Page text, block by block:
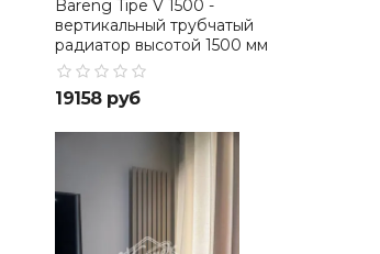
Bareng Tipe V 1500 -
вертикальный трубчатый
радиатор высотой 1500 мм
19158 руб